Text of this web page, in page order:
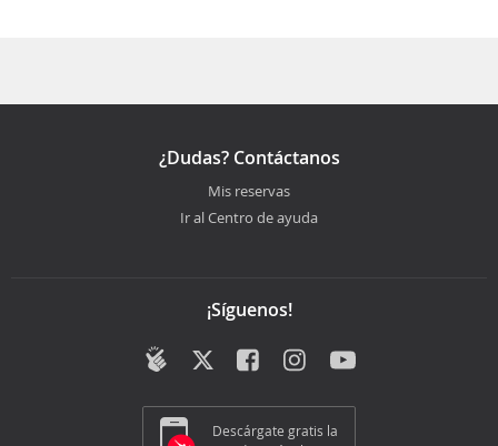
¿Dudas? Contáctanos
Mis reservas
Ir al Centro de ayuda
¡Síguenos!
Descárgate gratis la